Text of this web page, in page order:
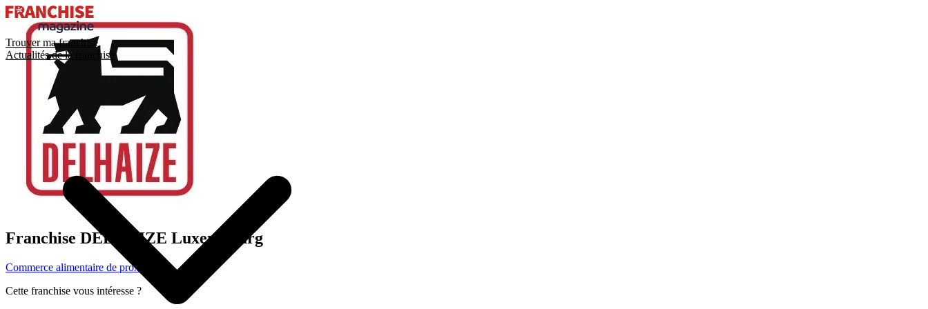
Trouver ma franchise
Actualités de la franchise
Franchise DELHAIZE Luxembourg
Commerce alimentaire de proximité
Cette franchise vous intéresse ?